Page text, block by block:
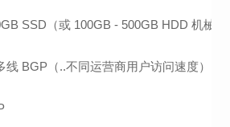
SSD（或 100GB - 500GB HDD 机械
线 BGP（..不同运营商用户访问速度）